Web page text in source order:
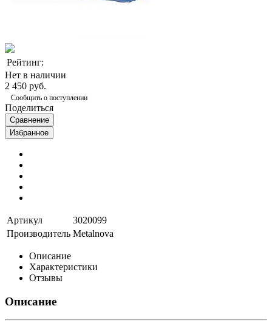
Рейтинг:
Нет в наличии
2 450 руб.
Сообщить о поступлении
Поделиться
Сравнение
Избранное
Артикул
3020099
Производитель Metalnova
Описание
Характеристики
Отзывы
Описание